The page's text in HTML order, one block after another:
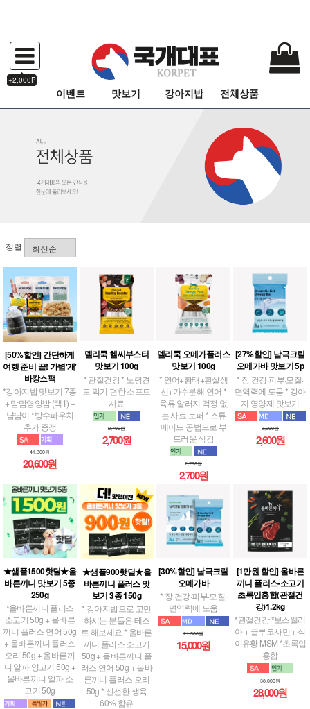
+2,000P
이벤트 맛보기 강아지밥 전체상품
정렬
[50%할인] 간단하게
여행 준비 끝! 가볍'개'
바캉스팩
*강아지밥 맛보기 7종
+ 맘맘영양밤 (택1) +
냠냠이 *방수파우치
추가 증정
41,300원
20,600원
델리쿡 헬씨부스터
맛보기 100g
* 관절건강 * 노령견
도 먹기 편한 소프트
사료
2,700원
2,700원
델리쿡 오메가플러스
맛보기 100g
* 연어+황태+흰살생
선+가수분해 연어 *
육류 알러지 걱정 없
는 사료 토퍼 * 스튜
메이드 공법으로 부
드러운 식감
2,700원
2,700원
[27%할인] 남극크릴
오메가바 맛보기 5p
* 장 건강·피부·모질·
면역력에 도움 * 강아
지 영양제 맛보기
3,600원
2,600원
★샘플1500핫딜★올
바른끼니 맛보기 5종
250g
*올바른끼니 플러스
소고기 50g + 올바른
끼니 플러스 연어 50g
+ 올바른끼니 플러스
오리 50g + 올바른끼
니 알파 양고기 50g +
올바른끼니 알파 소
고기 50g
★샘플900핫딜★올
바른끼니 플러스 맛
보기 3종 150g
* 강아지밥으로 고민
하시는 분들은 테스
트 해보세요 * 올바른
끼니 플러스 소고기
50g + 올바른끼니 플
러스 연어 50g + 올바
른끼니 플러스 오리
50g * 신선한 생육
60% 함유
[30%할인] 남극크릴
오메가바
* 장 건강·피부·모질·
면역력에 도움
21,500원
15,000원
[1만원 할인] 올바른
끼니 플러스-소고기
초록입홍합(관절건
강)1.2kg
*관절건강 *보스웰리
아 + 글루코사민 + 식
이유황 MSM *초록입
홍합
38,000원
28,000원